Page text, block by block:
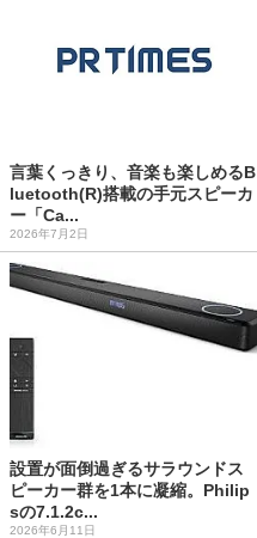
言葉くっきり、音楽も楽しめるB
luetooth(R)︎搭載の手元スピーカ
ー「Ca...
2026年7月2日
設置が面倒過ぎるサラウンドス
ピーカー群を1本に凝縮。Philip
sの7.1.2c...
2026年6月11日